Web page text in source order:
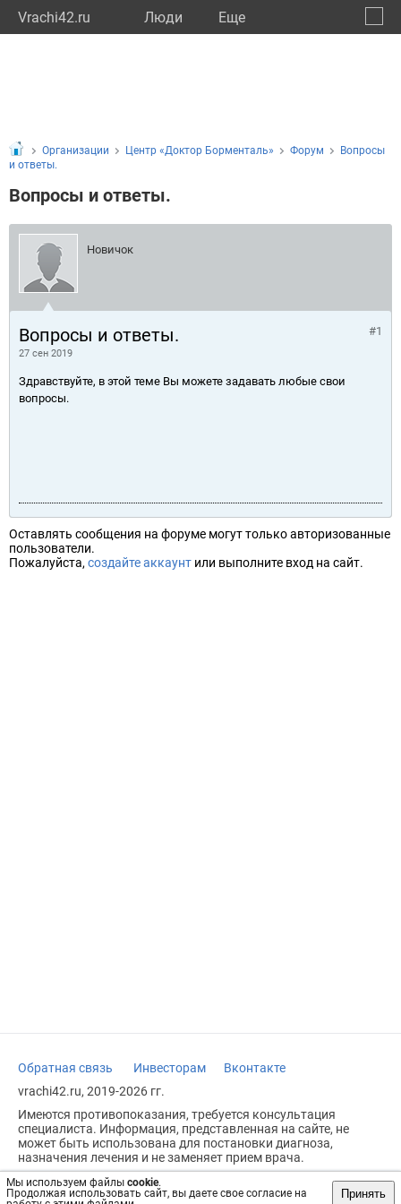
Vrachi42.ru Люди Eще
Мы используем файлы cookie.
Продолжая использовать сайт, вы даете свое согласие на
Принять
Организации Центр «Доктор Борменталь» Форум
Вопросы
и ответы.
Вопросы и ответы.
Новичок
Вопросы и ответы.
27 сен 2019
#1
Здравствуйте, в этой теме Вы можете задавать любые свои
вопросы.
Оставлять сообщения на форуме могут только авторизованные
пользователи.
Пожалуйста, создайте аккаунт или выполните вход на сайт.
Обратная связь Инвесторам
Вконтакте
vrachi42.ru, 2019-2026 гг.
Имеются противопоказания, требуется консультация
специалиста. Информация, представленная на сайте, не
может быть использована для постановки диагноза,
назначения лечения и не заменяет прием врача.
Возрастное ограничение: 18+